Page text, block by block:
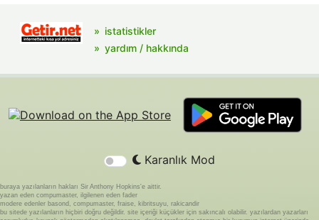
istatistikler
yardım / hakkında
Karanlık Mod
buraya yazılanların hakları Sir Anthony Hopkins'e aittir.
yazan eden compumaster, ilgilenen eden fader
modere edenler basond, compumaster, fraise, kibritsuyu, rakicandir
bu sitede yazılanların hiçbiri doğru değildir. site içeriği küçükler için sakıncalı olabilir. yazılardan yazarları